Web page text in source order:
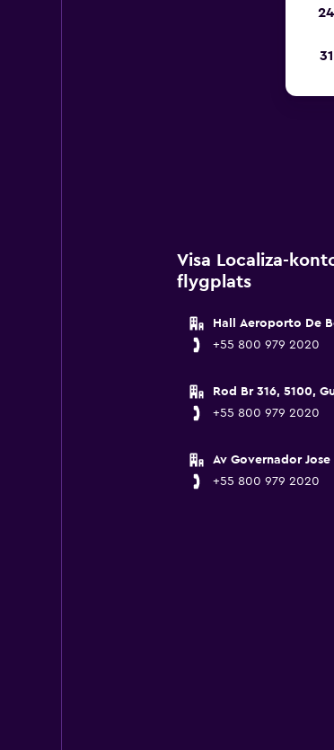
Visa Localiza-
flygplats
Hall Aeroporto De
+55 800 979 2020
Rod Br 316, 5100,
+55 800 979 2020
Av Governador Jose
+55 800 979 2020
24
31